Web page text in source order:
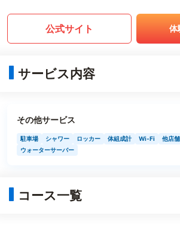
公式サイト 体
サービス内容
その他サービス
駐車場 シャワー ロッカー 体組成計 Wi-Fi
他店
ウォーターサーバー
コース一覧